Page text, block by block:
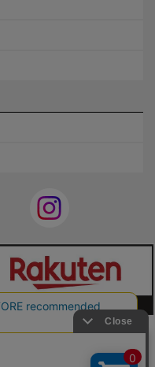
の複製・転載を禁止します。
Group, Inc. ALL RIGHTS RE